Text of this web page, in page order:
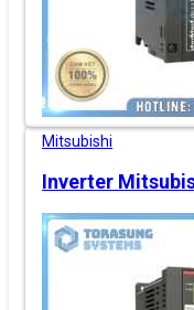
Mitsubishi
Inverter